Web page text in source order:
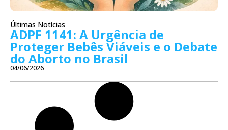
Últimas Notícias
ADPF 1141: A Urgência de
Proteger Bebês Viáveis e o Debate
do Aborto no Brasil
04/06/2026